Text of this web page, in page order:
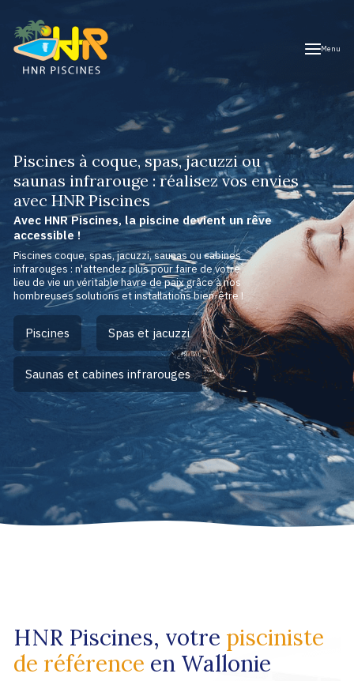
Menu
Piscines à coque, spas, jacuzzi ou
saunas infrarouge : réalisez vos envies
avec HNR Piscines
Avec HNR Piscines, la piscine devient un rêve
accessible !
Piscines coque, spas, jacuzzi, saunas ou cabines
infrarouges : n'attendez plus pour faire de votre
lieu de vie un véritable havre de paix grâce à nos
hombreuses solutions et installations bien-être !
Piscines Spas et jacuzzi
Saunas et cabines infrarouges
HNR Piscines, votre pisciniste
de référence en Wallonie